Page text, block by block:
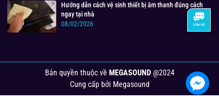
Hướng dẫn cách vệ sinh thiết bị âm thanh đúng cách
ngay tại nhà
08/02/2026
Bản quyền thuộc về MEGASOUND@2024
Cung cấp bởi Megasound